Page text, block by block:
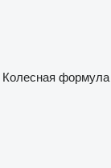
Колесная формула